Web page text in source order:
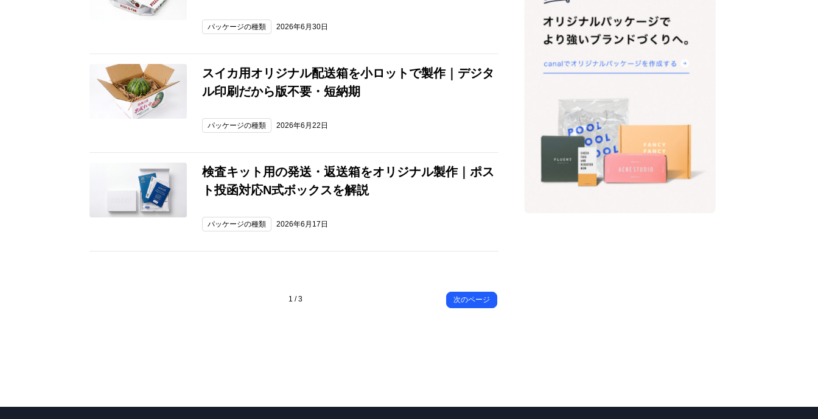
パッケージの種類 2026年6月30日
スイカ用オリジナル配送箱を小ロットで製作｜デジタ
ル印刷だから版不要・短納期
パッケージの種類 2026年6月22日
検査キット用の発送・返送箱をオリジナル製作｜ポス
ト投函対応N式ボックスを解説
パッケージの種類 2026年6月17日
1 / 3 次のページ